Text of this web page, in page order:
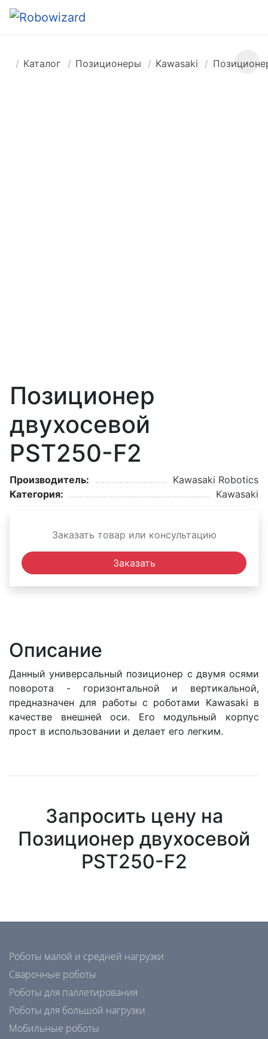
Каталог Позиционеры Kawasaki
Позиционер
двухосевой
PST250-F2
Производитель:
Kawasaki Robotics
Категория:
Kawasaki
Заказать товар или консультацию
Заказать
Описание
Данный универсальный позиционер с двумя осями
поворота - горизонтальной и вертикальной,
предназначен для работы с роботами Kawasaki в
качестве внешней оси. Его модульный корпус
прост в использовании и делает его легким.
Запросить цену на
Позиционер двухосевой
PST250-F2
Роботы малой и средней нагрузки
Сварочные роботы
Роботы для паллетирования
Роботы для большой нагрузки
Мобильные роботы